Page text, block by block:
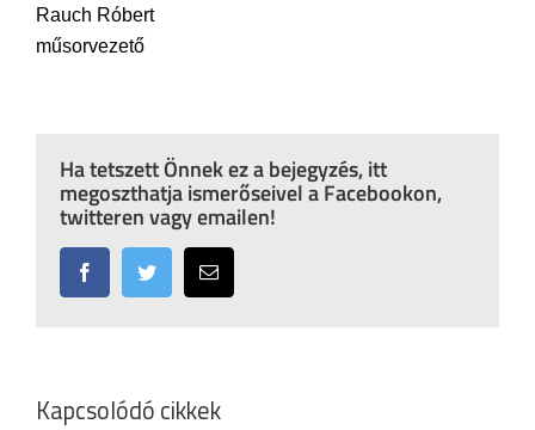
Rauch Róbert
műsorvezető
Ha tetszett Önnek ez a bejegyzés, itt
megoszthatja ismerőseivel a Facebookon,
twitteren vagy emailen!
FacebookTwitter Email:
Kapcsolódó cikkek